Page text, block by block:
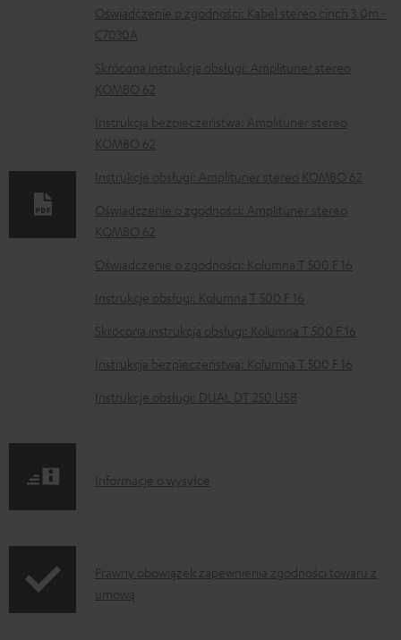
D
o
k
u
m
e
n
t
y
d
p
o
b
r
Oświadczenie o zgodności: Kabel stereo cinch 3.0m -
C7030A
Skrócona instrukcja obsługi: Amplituner stereo
KOMBO 62
Instrukcja bezpieczeństwa: Amplituner stereo
KOMBO 62
Instrukcje obsługi: Amplituner stereo KOMBO 62
Oświadczenie o zgodności: Amplituner stereo
KOMBO 62
Oświadczenie o zgodności: Kolumna T 500 F 16
Instrukcje obsługi: Kolumna T 500 F 16
Skrócona instrukcja obsługi: Kolumna T 500 F 16
Instrukcja bezpieczeństwa: Kolumna T 500 F 16
Instrukcje obsługi: DUAL DT 250 USB
I
o
r
Informacje o wysyłce
I
n
Prawny obowiązek zapewnienia zgodności towaru z
umową